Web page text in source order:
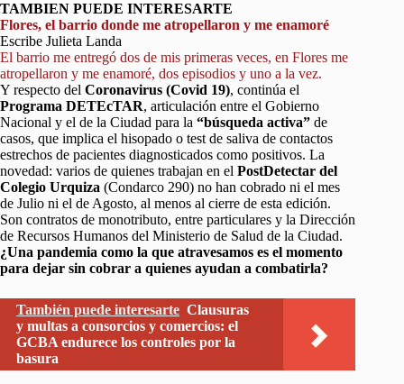
TAMBIEN PUEDE INTERESARTE
Flores, el barrio donde me atropellaron y me enamoré
Escribe Julieta Landa
El barrio me entregó dos de mis primeras veces, en Flores me
atropellaron y me enamoré, dos episodios y uno a la vez.
Y respecto del Coronavirus (Covid 19), continúa el
Programa DETEcTAR, articulación entre el Gobierno
Nacional y el de la Ciudad para la “búsqueda activa” de
casos, que implica el hisopado o test de saliva de contactos
estrechos de pacientes diagnosticados como positivos. La
novedad: varios de quienes trabajan en el PostDetectar del
Colegio Urquiza (Condarco 290) no han cobrado ni el mes
de Julio ni el de Agosto, al menos al cierre de esta edición.
Son contratos de monotributo, entre particulares y la Dirección
de Recursos Humanos del Ministerio de Salud de la Ciudad.
¿Una pandemia como la que atravesamos es el momento
para dejar sin cobrar a quienes ayudan a combatirla?
También puede interesarte Clausuras
y multas a consorcios y comercios: el
GCBA endurece los controles por la
basura